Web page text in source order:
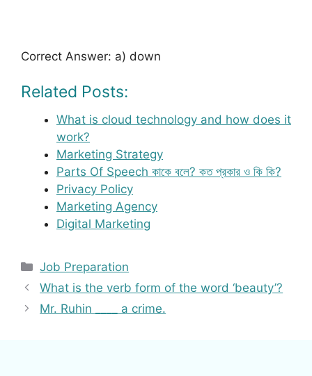
Correct Answer: a) down
Related Posts:
What is cloud technology and how does it
work?
Marketing Strategy
Parts Of Speech কাকে বলে? কত প্রকার ও কি কি?
Privacy Policy
Marketing Agency
Digital Marketing
Categories
Job Preparation
What is the verb form of the word ‘beauty’?
Mr. Ruhin ____ a crime.